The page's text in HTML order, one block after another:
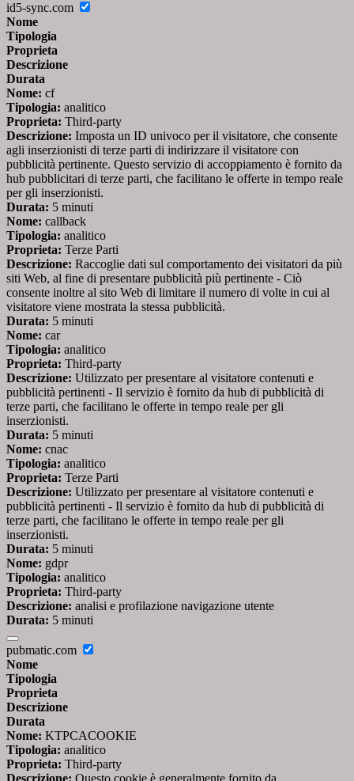
id5-sync.com
Nome
Tipologia
Proprieta
Descrizione
Durata
Nome: cf
Tipologia: analitico
Proprieta: Third-party
Descrizione: Imposta un ID univoco per il visitatore, che consente
agli inserzionisti di terze parti di indirizzare il visitatore con
pubblicità pertinente. Questo servizio di accoppiamento è fornito da
hub pubblicitari di terze parti, che facilitano le offerte in tempo reale
per gli inserzionisti.
Durata: 5 minuti
Nome: callback
Tipologia: analitico
Proprieta: Terze Parti
Descrizione: Raccoglie dati sul comportamento dei visitatori da più
siti Web, al fine di presentare pubblicità più pertinente - Ciò
consente inoltre al sito Web di limitare il numero di volte in cui al
visitatore viene mostrata la stessa pubblicità.
Durata: 5 minuti
Nome: car
Tipologia: analitico
Proprieta: Third-party
Descrizione: Utilizzato per presentare al visitatore contenuti e
pubblicità pertinenti - Il servizio è fornito da hub di pubblicità di
terze parti, che facilitano le offerte in tempo reale per gli
inserzionisti.
Durata: 5 minuti
Nome: cnac
Tipologia: analitico
Proprieta: Terze Parti
Descrizione: Utilizzato per presentare al visitatore contenuti e
pubblicità pertinenti - Il servizio è fornito da hub di pubblicità di
terze parti, che facilitano le offerte in tempo reale per gli
inserzionisti.
Durata: 5 minuti
Nome: gdpr
Tipologia: analitico
Proprieta: Third-party
Descrizione: analisi e profilazione navigazione utente
Durata: 5 minuti
pubmatic.com
Nome
Tipologia
Proprieta
Descrizione
Durata
Nome: KTPCACOOKIE
Tipologia: analitico
Proprieta: Third-party